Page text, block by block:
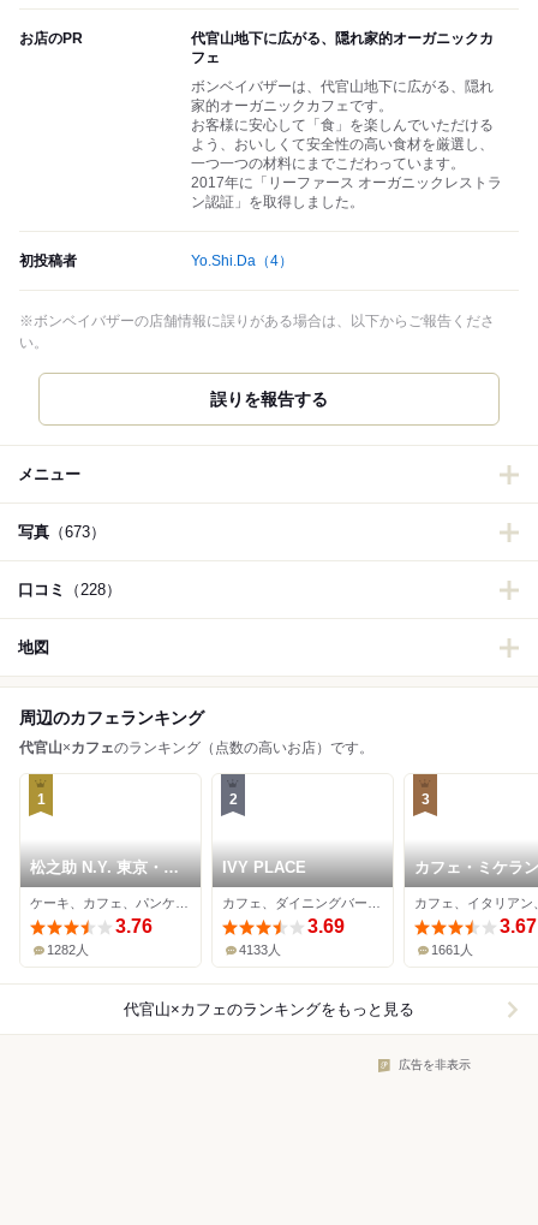
お店のPR
代官山地下に広がる、隠れ家的オーガニックカ
フェ
ボンベイバザーは、代官山地下に広がる、隠れ
家的オーガニックカフェです。
お客様に安心して「食」を楽しんでいただける
よう、おいしくて安全性の高い食材を厳選し、
一つ一つの材料にまでこだわっています。
2017年に「リーファース オーガニックレストラ
ン認証」を取得しました。
初投稿者 Yo.Shi.Da （4）
※ボンベイバザーの店舗情報に誤りがある場合は、以下からご報告くださ
い。
誤りを報告する
メニュー
写真 （673）
口コミ （228）
地図
周辺のカフェランキング
代官山×カフェのランキング（点数の高いお店）です。
1
松之助 N.Y. 東京・代
官山店
3.76
1282人
2
IVY PLACE
3.69
4133人
3
カフェ・ミケラ
ロ
3.67
1661人
代官山×カフェのランキングをもっと見る
広告を非表示